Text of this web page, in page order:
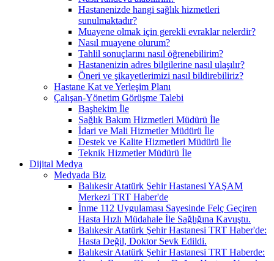
Hastanenizde hangi sağlık hizmetleri
sunulmaktadır?
Muayene olmak için gerekli evraklar nelerdir?
Nasıl muayene olurum?
Tahlil sonuçlarını nasıl öğrenebilirim?
Hastanenizin adres bilgilerine nasıl ulaşılır?
Öneri ve şikayetlerimizi nasıl bildirebiliriz?
Hastane Kat ve Yerleşim Planı
Çalışan-Yönetim Görüşme Talebi
Başhekim İle
Sağlık Bakım Hizmetleri Müdürü İle
İdari ve Mali Hizmetler Müdürü İle
Destek ve Kalite Hizmetleri Müdürü İle
Teknik Hizmetler Müdürü İle
Dijital Medya
Medyada Biz
Balıkesir Atatürk Şehir Hastanesi YAŞAM
Merkezi TRT Haber'de
İnme 112 Uygulaması Sayesinde Felç Geçiren
Hasta Hızlı Müdahale İle Sağlığına Kavuştu.
Balıkesir Atatürk Şehir Hastanesi TRT Haber'de:
Hasta Değil, Doktor Sevk Edildi.
Balıkesir Atatürk Şehir Hastanesi TRT Haberde: